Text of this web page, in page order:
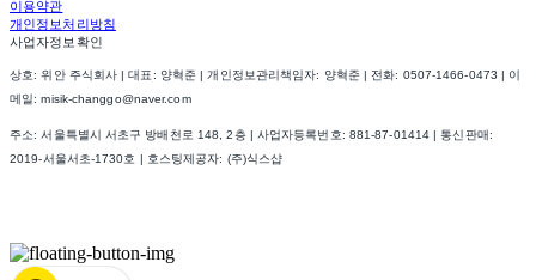
이용약관
개인정보처리방침
사업자정보확인
상호: 위안 주식회사 | 대표: 양혁준 | 개인정보관리책임자: 양혁준 | 전화: 0507-1466-0473 | 이
메일: misik-changgo@naver.com
주소: 서울특별시 서초구 방배천로 148, 2층 | 사업자등록번호: 881-87-01414 | 통신판매:
2019-서울서초-1730호
| 호스팅제공자: (주)식스샵